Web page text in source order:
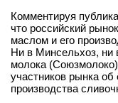
Комментируя
что российский
маслом и его
Ни в Минсельхоз, ни
молока
участников рынка
производства